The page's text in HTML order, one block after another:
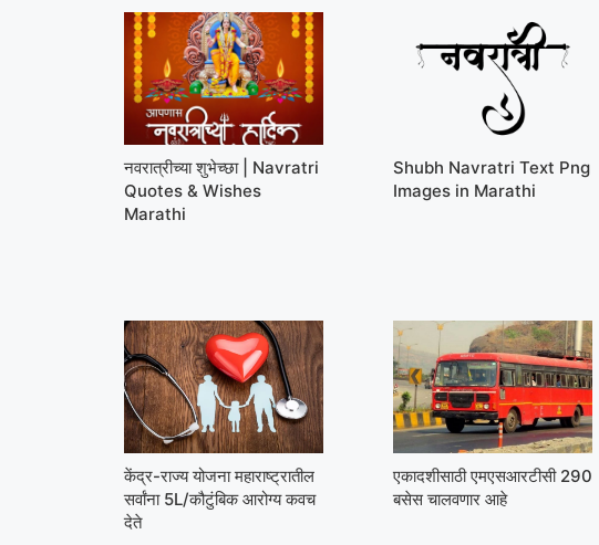
नवरात्रीच्या शुभेच्छा | Navratri
Quotes & Wishes
Marathi
Shubh Navratri Text Png
Images in Marathi
केंद्र-राज्य योजना महाराष्ट्रातील
सर्वांना 5L/कौटुंबिक आरोग्य कवच
देते
एकादशीसाठी एमएसआरटीसी 290
बसेस चालवणार आहे